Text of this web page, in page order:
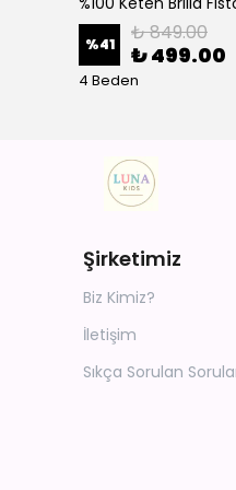
%41 ₺ 849.00
₺ 499.00
4 Beden
Şirketimiz
Biz Kimiz?
İletişim
Sıkça Sorulan